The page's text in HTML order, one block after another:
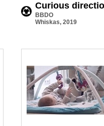
Сurious
BBDO
Whiskas, 2019